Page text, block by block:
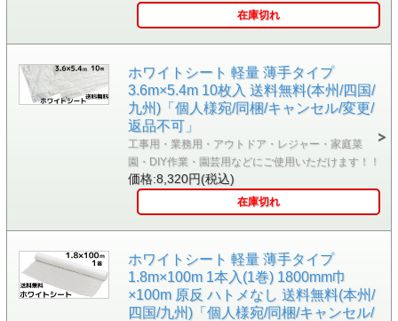
在庫切れ
ホワイトシート 軽量 薄手タイプ
3.6m×5.4m 10枚入 送料無料(本州/四国/
九州)「個人様宛/同梱/キャンセル/変更/
返品不可」
工事用・業務用・アウトドア・レジャー・家庭菜
園・DIY作業・園芸用などにご使用いただけます！！
価格:8,320円(税込)
在庫切れ
ホワイトシート 軽量 薄手タイプ
1.8m×100m 1本入(1巻) 1800mm巾
×100m 原反 ハトメなし 送料無料(本州/
四国/九州)「個人様宛/同梱/キャンセル/